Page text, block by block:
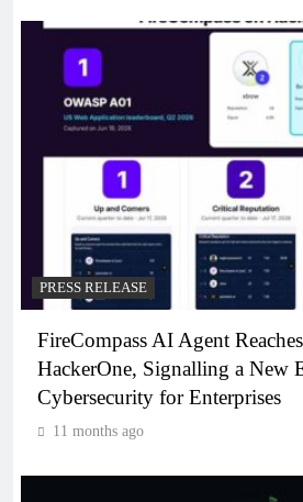
PRESS RELEASE
FireCompass AI Agent
HackerOne, Signalling a New
Cybersecurity for Enterprises
11 months ago